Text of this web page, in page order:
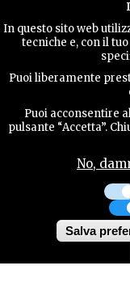
In questo sito web
tecniche e, con il
Puoi liberamente
Puoi acconsentire
pulsante “Accetta”.
No,
Salva
TERRITORY
CONTACTS
DAL 15 AL
61°
CON